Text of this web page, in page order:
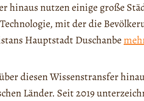
hinaus nutzen einige große
mit der die
Hauptstadt Duschanbe
diesen Wissenstransfer
Länder. Seit 2019